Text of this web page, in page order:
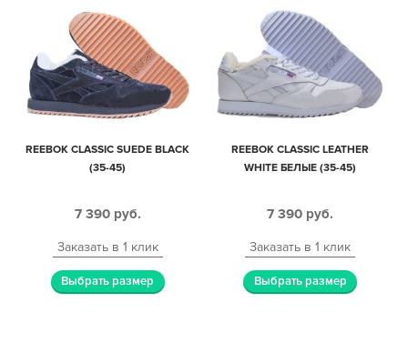
REEBOK CLASSIC SUEDE BLACK
(35-45)
7 390 руб.
Заказать в 1 клик
Выбрать размер
REEBOK CLASSIC LEATHER
WHITE БЕЛЫЕ (35-45)
7 390 руб.
Заказать в 1 клик
Выбрать размер